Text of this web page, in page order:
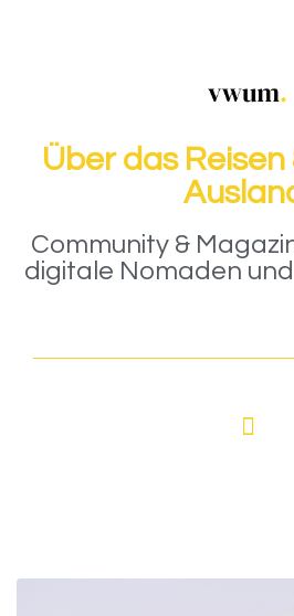
Über das Reisen
Community &
digitale Nomaden